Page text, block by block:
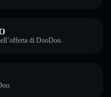
di DooDoo.